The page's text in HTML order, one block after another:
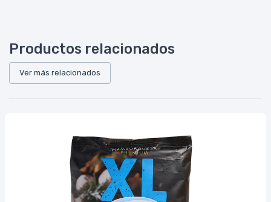
Productos relacionados
Ver más relacionados